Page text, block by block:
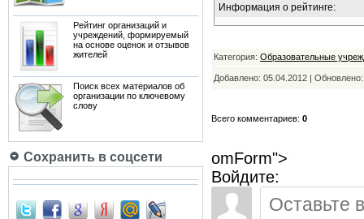
Рейтинг организаций и
учреждений, формируемый
на основе оценок и отзывов
жителей
Поиск всех материалов об
организации по ключевому
слову
Сохранить в соцсети
Информация о рейтинге:
Категория: Образовательные
Добавлено: 05.04.2012 |
Всего комментариев: 0
omForm">
Войдите: